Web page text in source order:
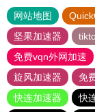
网站地图
坚果加速器
免费vqn外网加速
旋风加速器
免
快连加速器
快